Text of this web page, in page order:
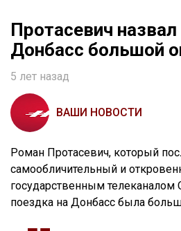
Протасевич
Донбасс большой
5 лет назад
ВАШИ НОВОСТИ
Роман Протасевич, который
самообличительный и
государственным телеканалом
поездка на Донбасс была